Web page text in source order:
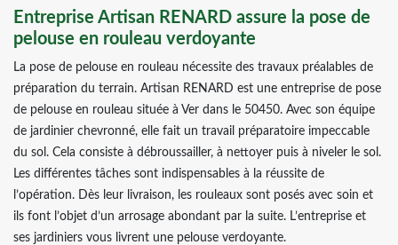
Entreprise Artisan RENARD assure la pose de
pelouse en rouleau verdoyante
La pose de pelouse en rouleau nécessite des travaux préalables de
préparation du terrain. Artisan RENARD est une entreprise de pose
de pelouse en rouleau située à Ver dans le 50450. Avec son équipe
de jardinier chevronné, elle fait un travail préparatoire impeccable
du sol. Cela consiste à débroussailler, à nettoyer puis à niveler le sol.
Les différentes tâches sont indispensables à la réussite de
l’opération. Dès leur livraison, les rouleaux sont posés avec soin et
ils font l’objet d’un arrosage abondant par la suite. L’entreprise et
ses jardiniers vous livrent une pelouse verdoyante.